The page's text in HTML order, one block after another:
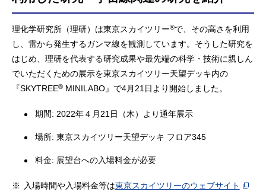
理化学研究所（理研）は東京スカイツリー®で、その高さを利用
し、雷から発生するガンマ線を観測しています。そうした研究を
はじめ、理研を代表する研究成果や最先端の科学・技術に親しん
でいただくための展示を東京スカイツリー天望デッキ内の
『SKYTREE® MINILABO』で4月21日より開始しました。
期間: 2022年４月21日（木）より通年展示
場所: 東京スカイツリー天望デッキ フロア345
料金: 展望台への入場料金が必要
※ 入場時間や入場料金等は東京スカイツリーのウェブサイト